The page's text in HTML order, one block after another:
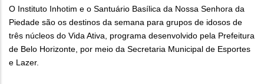
O Instituto Inhotim e o Santuário Basílica da Nossa Senhora da
Piedade são os destinos da semana para grupos de idosos de
três núcleos do Vida Ativa, programa desenvolvido pela Prefeitura
de Belo Horizonte, por meio da Secretaria Municipal de Esportes
e Lazer.